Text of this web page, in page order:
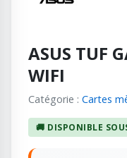
ASUS TUF
WIFI
Catégorie : Cartes
🚚 DISPONIBLE